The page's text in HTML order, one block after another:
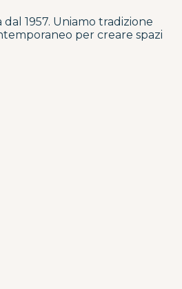
1957. Uniamo tradizione
per creare spazi